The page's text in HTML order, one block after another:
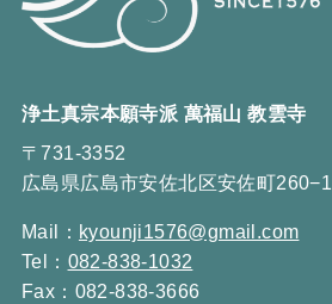
浄土真宗本願寺派 萬福山 教雲寺
〒731-3352
広島県広島市安佐北区安佐町260−1
Mail： kyounji1576@gmail.com
Tel： 082-838-1032
Fax：082-838-3666